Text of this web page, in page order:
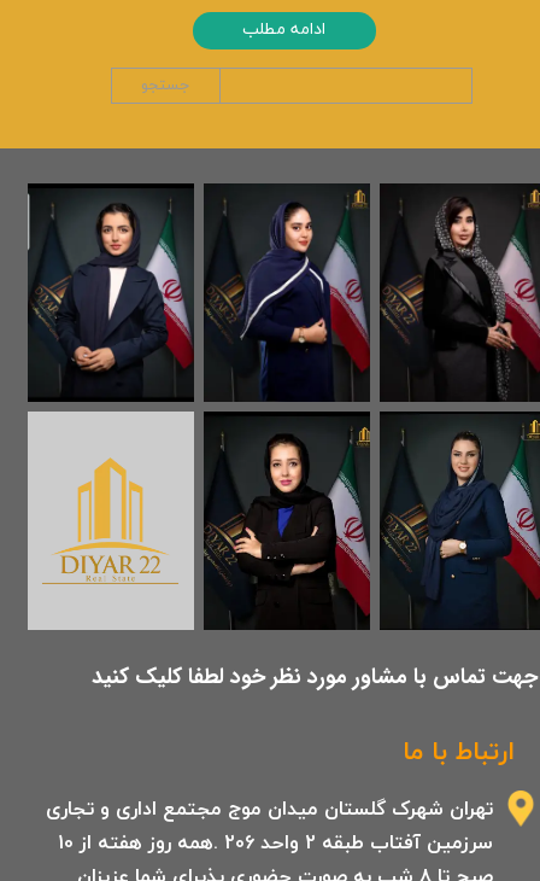
ارتباط با ما
تهران شهرک گلستان میدان موج مجتمع اداری و تجاری
سرزمین آفتاب طبقه 2 واحد 206 .همه روز هفته از 10
​جهت تماس با مشاور مورد نظر خود لطفا کلیک کنید
ادامه مطلب
جستجو